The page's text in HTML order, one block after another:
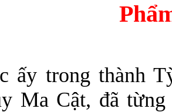
ấy trong thành
Ma Cật, đã